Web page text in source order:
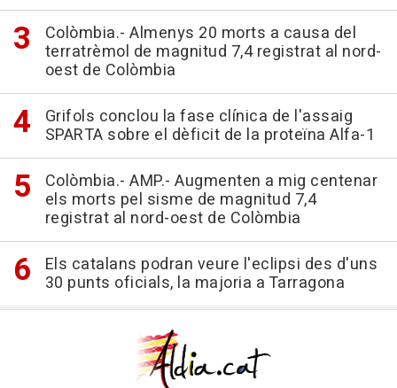
Colòmbia.- Almenys 20 morts a causa del
terratrèmol de magnitud 7,4 registrat al nord-
oest de Colòmbia
Grifols conclou la fase clínica de l'assaig
SPARTA sobre el dèficit de la proteïna Alfa-1
Colòmbia.- AMP.- Augmenten a mig centenar
els morts pel sisme de magnitud 7,4
registrat al nord-oest de Colòmbia
Els catalans podran veure l'eclipsi des d'uns
30 punts oficials, la majoria a Tarragona